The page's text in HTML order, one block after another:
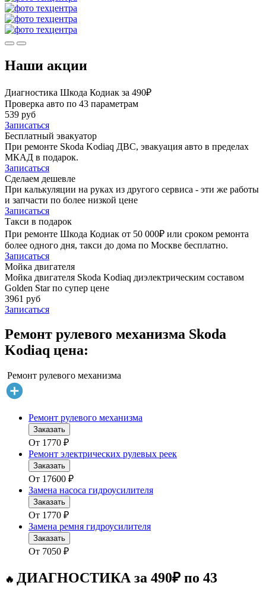
Наши акции
Диагностика Шкода Кодиак за 490₽
Проверка авто по 43 параметрам
539 руб
Записаться
Бесплатный эвакуатор
При ремонте Skoda Kodiaq ДВС, эвакуация авто в пределах
МКАД в подарок.
Записаться
Сделаем дешевле
При калькуляции на руках из другого сервиса - эти же работы
и запчасти по более низкой цене
Записаться
Такси в подарок
При ремонте Шкода Кодиак от 50 000₽ или сроком ремонта
более одного дня, такси до дома по Москве бесплатно.
Записаться
Мойка двигателя
Мойка двигателя Skoda Kodiaq диэлектрическим составом
Golden Star по супер цене
3961 руб
Записаться
Ремонт рулевого механизма Skoda
Kodiaq цена:
Ремонт рулевого механизма
Ремонт рулевого механизма
Заказать
От 1770 ₽
Ремонт электрических рулевых реек
Заказать
От 17600 ₽
Замена насоса гидроусилителя
Заказать
От 1770 ₽
Замена ремня гидроусилителя
Заказать
От 7050 ₽
🔥 ДИАГНОСТИКА за 490₽ по 43